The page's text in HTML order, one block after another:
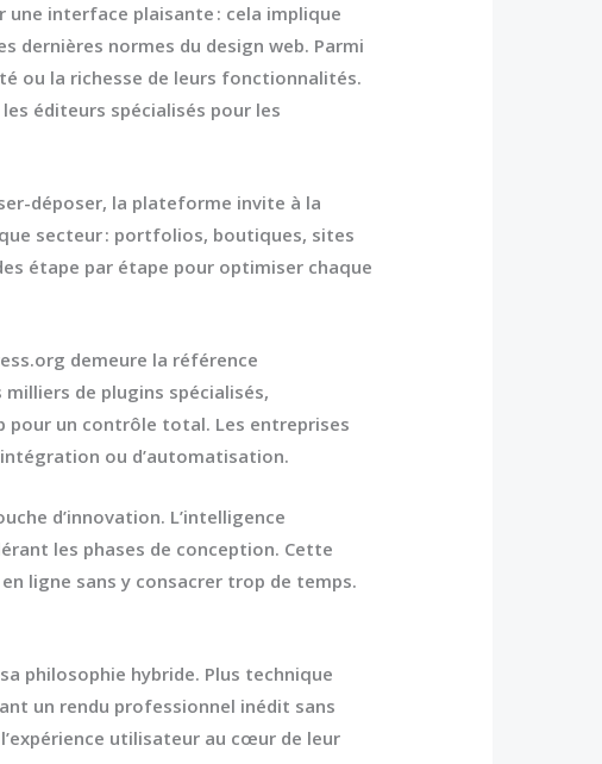
interface plaisante : cela implique
dernières normes du design web. Parmi
ou la richesse de leurs fonctionnalités.
éditeurs spécialisés pour les
déposer, la plateforme invite à la
secteur : portfolios, boutiques, sites
étape par étape pour optimiser chaque
demeure la référence
de plugins spécialisés,
pour un contrôle total. Les entreprises
ou d’automatisation.
d’innovation. L’intelligence
les phases de conception. Cette
ligne sans y consacrer trop de temps.
philosophie hybride. Plus technique
un rendu professionnel inédit sans
utilisateur au cœur de leur